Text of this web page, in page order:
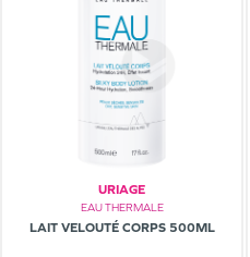
URIAGE
EAU THERMALE
LAIT VELOUTÉ CORPS 500ML